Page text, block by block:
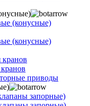
(конусные)
(конусные)
приводы
запорные)